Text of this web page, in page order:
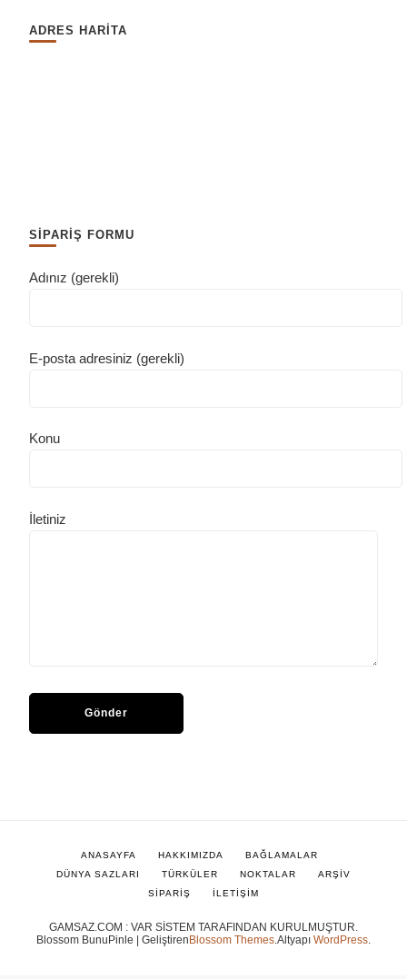
ADRES HARİTA
SİPARİŞ FORMU
Adınız (gerekli)
E-posta adresiniz (gerekli)
Konu
İletiniz
GAMSAZ.COM : VAR SİSTEM TARAFINDAN KURULMUŞTUR.
Blossom BunuPinle | GeliştirenBlossom Themes .Altyapı WordPress
ANASAYFA HAKKIMIZDA
BAĞLAMALAR
DÜNYA SAZLARI
TÜRKÜLER NOKTALAR
ARŞİV
SİPARİŞ
İLETİŞİM